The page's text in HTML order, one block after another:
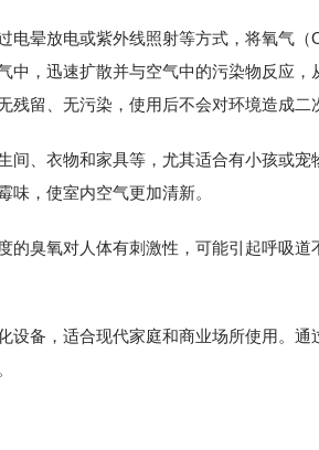
电晕放电或紫外线照射等方式，将氧气（
中，迅速扩散并与空气中的污染物反应
留、无污染，使用后不会对环境造成二
间、衣物和家具等，尤其适合有小孩或宠
，使室内空气更加清新。
的臭氧对人体有刺激性，可能引起呼吸道
设备，适合现代家庭和商业场所使用。